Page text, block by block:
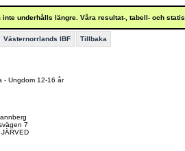
inte underhålls längre. Våra resultat-, tabell- och
Västernorrlands IBF Tillbaka
- Ungdom 12-16 år
7